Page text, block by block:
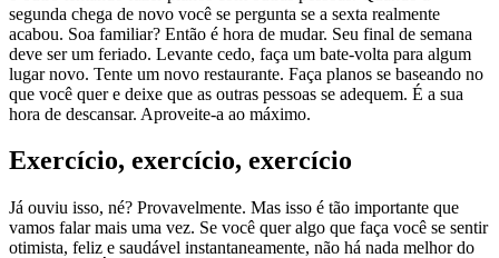
segunda chega de novo você se pergunta se a sexta realmente
acabou. Soa familiar? Então é hora de mudar. Seu final de semana
deve ser um feriado. Levante cedo, faça um bate-volta para algum
lugar novo. Tente um novo restaurante. Faça planos se baseando no
que você quer e deixe que as outras pessoas se adequem. É a sua
hora de descansar. Aproveite-a ao máximo.
Exercício, exercício, exercício
Já ouviu isso, né? Provavelmente. Mas isso é tão importante que
vamos falar mais uma vez. Se você quer algo que faça você se sentir
otimista, feliz e saudável instantaneamente, não há nada melhor do